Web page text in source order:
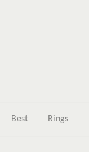
Best Rings